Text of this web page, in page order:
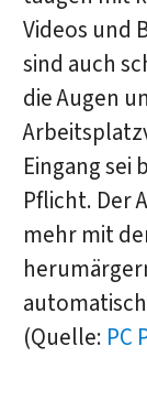
Videos und
sind auch
die Augen
Eingang sei
Pflicht. Der
mehr mit
(Quelle: PC